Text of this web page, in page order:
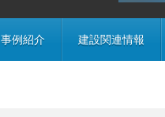
事例紹介 建設関連情報